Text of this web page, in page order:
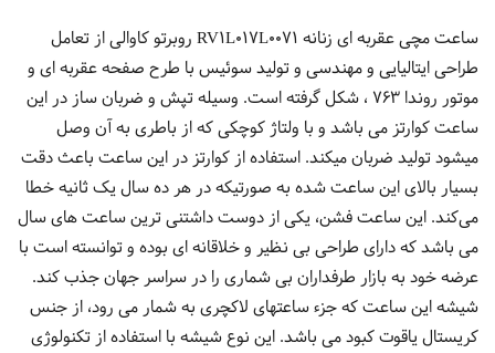
ساعت مچی عقربه ای زنانه RV1L017L0071 روبرتو کاوالی از تعامل
طراحی ایتالیایی و مهندسی و تولید سوئیس با طرح صفحه عقربه ای و
موتور روندا 763 ، شکل گرفته است. وسیله تپش و ضربان ساز در این
ساعت کوارتز می باشد و با ولتاژ کوچکی که از باطری به آن وصل
میشود تولید ضربان میکند. استفاده از کوارتز در این ساعت باعث دقت
بسیار بالای این ساعت شده به صورتیکه در هر ده سال یک ثانیه خطا
می‌کند. این ساعت فشن، یکی از دوست داشتنی ترین ساعت های سال
می باشد که دارای طراحی بی نظیر و خلاقانه ای بوده و توانسته است با
عرضه خود به بازار طرفداران بی شماری را در سراسر جهان جذب کند.
شیشه این ساعت که جزء ساعتهای لاکچری به شمار می رود، از جنس
کریستال یاقوت کبود می باشد. این نوع شیشه با استفاده از تکنولوژی